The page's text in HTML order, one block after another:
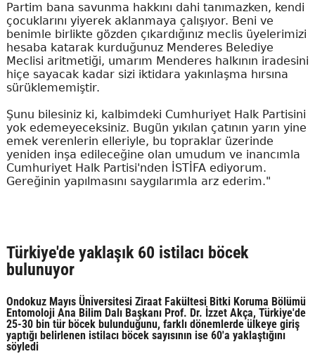
Partim bana savunma hakkını dahi tanımazken, kendi
çocuklarını yiyerek aklanmaya çalışıyor. Beni ve
benimle birlikte gözden çıkardığınız meclis üyelerimizi
hesaba katarak kurduğunuz Menderes Belediye
Meclisi aritmetiği, umarım Menderes halkının iradesini
hiçe sayacak kadar sizi iktidara yakınlaşma hırsına
sürüklememiştir.
Şunu bilesiniz ki, kalbimdeki Cumhuriyet Halk Partisini
yok edemeyeceksiniz. Bugün yıkılan çatının yarın yine
emek verenlerin elleriyle, bu topraklar üzerinde
yeniden inşa edileceğine olan umudum ve inancımla
Cumhuriyet Halk Partisi'nden İSTİFA ediyorum.
Gereğinin yapılmasını saygılarımla arz ederim."
Türkiye'de yaklaşık 60 istilacı böcek
bulunuyor
Ondokuz Mayıs Üniversitesi Ziraat Fakültesi Bitki Koruma Bölümü
Entomoloji Ana Bilim Dalı Başkanı Prof. Dr. İzzet Akça, Türkiye'de
25-30 bin tür böcek bulunduğunu, farklı dönemlerde ülkeye giriş
yaptığı belirlenen istilacı böcek sayısının ise 60'a yaklaştığını
söyledi